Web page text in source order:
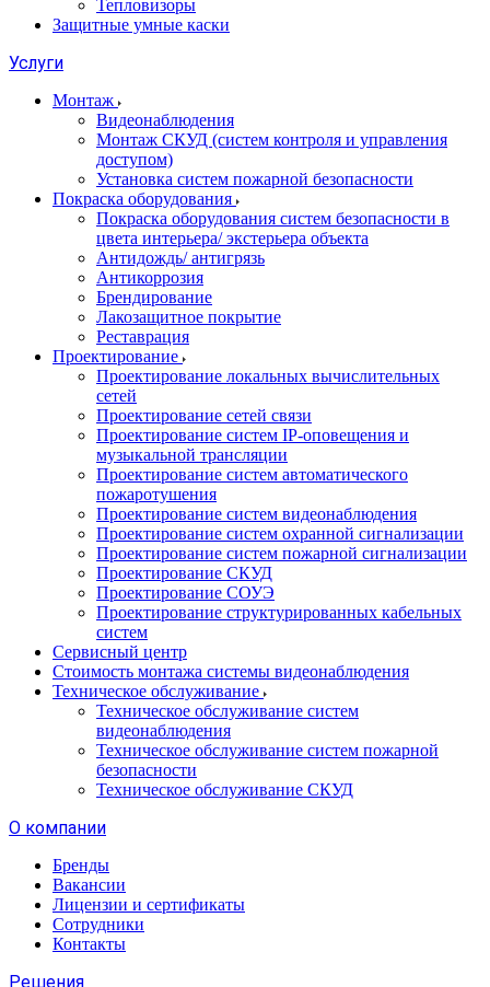
Тепловизоры
Защитные умные каски
Услуги
Монтаж
Видеонаблюдения
Монтаж СКУД (систем контроля и управления
доступом)
Установка систем пожарной безопасности
Покраска оборудования
Покраска оборудования систем безопасности в
цвета интерьера/ экстерьера объекта
Антидождь/ антигрязь
Антикоррозия
Брендирование
Лакозащитное покрытие
Реставрация
Проектирование
Проектирование локальных вычислительных
сетей
Проектирование сетей связи
Проектирование систем IP-оповещения и
музыкальной трансляции
Проектирование систем автоматического
пожаротушения
Проектирование систем видеонаблюдения
Проектирование систем охранной сигнализации
Проектирование систем пожарной сигнализации
Проектирование СКУД
Проектирование СОУЭ
Проектирование структурированных кабельных
систем
Сервисный центр
Стоимость монтажа системы видеонаблюдения
Техническое обслуживание
Техническое обслуживание систем
видеонаблюдения
Техническое обслуживание систем пожарной
безопасности
Техническое обслуживание СКУД
О компании
Бренды
Вакансии
Лицензии и сертификаты
Сотрудники
Контакты
Решения